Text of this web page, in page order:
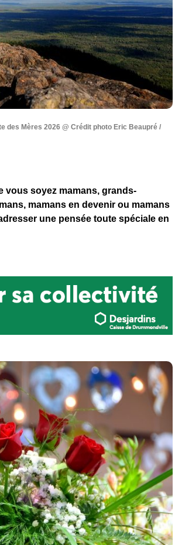
des Mères 2026 @ Crédit photo Eric Beaupré /
vous soyez mamans, grands-
mamans en devenir ou mamans
une pensée toute spéciale en